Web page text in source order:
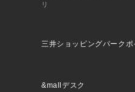
#DISCUSATHLETIC #ディス
リ
三井ショッピングパークポ
&mallデスク